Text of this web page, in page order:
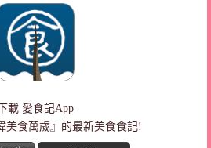
下載 愛食記App
美食萬歲』的最新美食食記!